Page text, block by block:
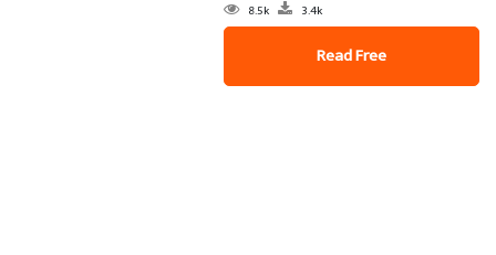
8.5k 3.4k
Read Free